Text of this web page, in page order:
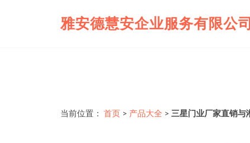
雅安德慧安企业服务有限公司
当前位置： 首页 > 产品大全 > 三星门业厂家直销与